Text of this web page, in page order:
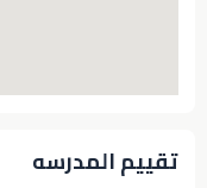
تقييم المدرسه